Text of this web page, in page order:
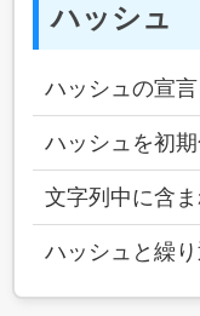
ハッシュ
ハッシュの宣
ハッシュを初
文字列中に含
ハッシュと繰